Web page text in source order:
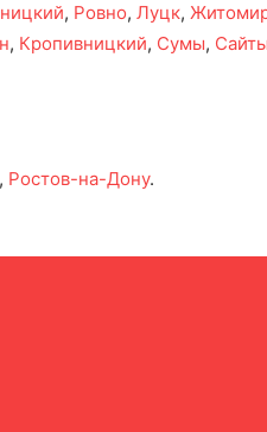
, Ровно, Луцк,
, Кропивницкий, Сумы, Сайты
, Ростов-на-Дону.